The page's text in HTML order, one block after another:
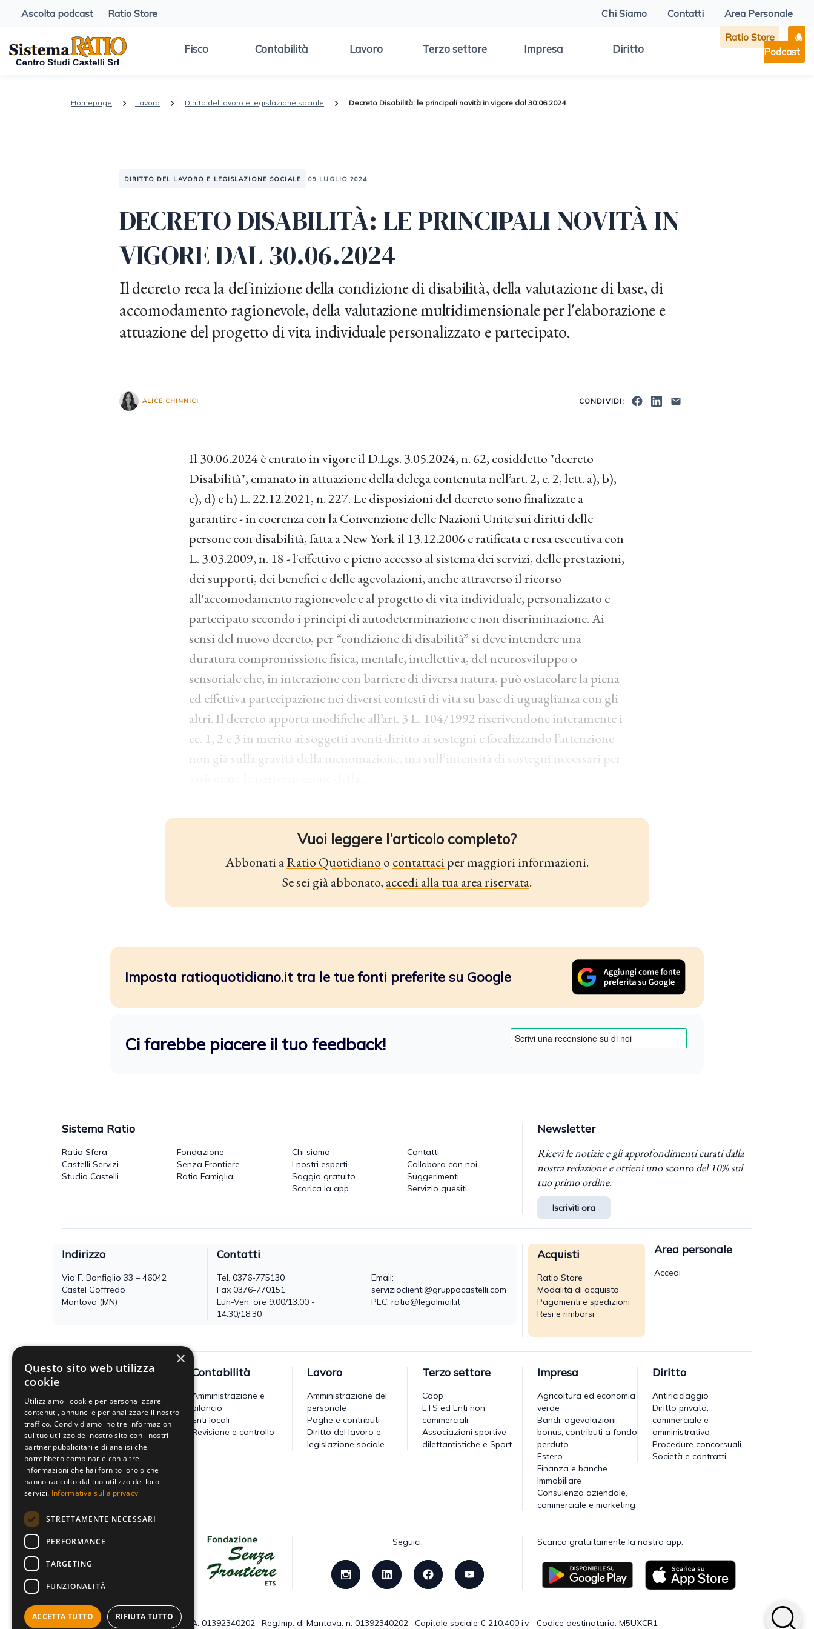
Ascolta podcast Ratio Store Chi Siamo Contatti Area Personale
Fisco Contabilità Lavoro Terzo settore Impresa Diritto
Ratio Store
Podcast
Homepage Lavoro Diritto del lavoro e legislazione sociale Decreto Disabilità: le principali novità in vigore dal 30.06.2024
DIRITTO DEL LAVORO E LEGISLAZIONE SOCIALE 09 LUGLIO 2024
DECRETO DISABILITÀ: LE PRINCIPALI NOVITÀ IN
VIGORE DAL 30.06.2024
Il decreto reca la definizione della condizione di disabilità, della valutazione di base, di
accomodamento ragionevole, della valutazione multidimensionale per l'elaborazione e
attuazione del progetto di vita individuale personalizzato e partecipato.
ALICE CHINNICI CONDIVIDI:
Il 30.06.2024 è entrato in vigore il D.Lgs. 3.05.2024, n. 62, cosiddetto "decreto
Disabilità", emanato in attuazione della delega contenuta nell’art. 2, c. 2, lett. a), b),
c), d) e h) L. 22.12.2021, n. 227. Le disposizioni del decreto sono finalizzate a
garantire - in coerenza con la Convenzione delle Nazioni Unite sui diritti delle
persone con disabilità, fatta a New York il 13.12.2006 e ratificata e resa esecutiva con
L. 3.03.2009, n. 18 - l'effettivo e pieno accesso al sistema dei servizi, delle prestazioni,
dei supporti, dei benefici e delle agevolazioni, anche attraverso il ricorso
all'accomodamento ragionevole e al progetto di vita individuale, personalizzato e
partecipato secondo i principi di autodeterminazione e non discriminazione. Ai
sensi del nuovo decreto, per “condizione di disabilità” si deve intendere una
duratura compromissione fisica, mentale, intellettiva, del neurosviluppo o
sensoriale che, in interazione con barriere di diversa natura, può ostacolare la piena
ed effettiva partecipazione nei diversi contesti di vita su base di uguaglianza con gli
altri. Il decreto apporta modifiche all’art. 3 L. 104/1992 riscrivendone interamente i
cc. 1, 2 e 3 in merito ai soggetti aventi diritto ai sostegni e focalizzando l’attenzione
non già sulla gravità della menomazione, ma sull’intensità di sostegni necessari per
Vuoi leggere l’articolo completo?
Abbonati aRatio Quotidiano o contattaciper maggiori informazioni.
Se sei già abbonato, accedi alla tua area riservata.
Imposta ratioquotidiano.it tra le tue fonti preferite su Google
Ci farebbe piacere il tuo feedback!
Sistema Ratio
Ratio Sfera
Castelli Servizi
Studio Castelli
Fondazione
Senza Frontiere
Ratio Famiglia
Chi siamo
I nostri esperti
Saggio gratuito
Scarica la app
Contatti
Collabora con noi
Suggerimenti
Servizio quesiti
Newsletter
Ricevi le notizie e gli approfondimenti curati dalla
nostra redazione e ottieni uno sconto del 10% sul
tuo primo ordine.
Iscriviti ora
Indirizzo
Via F. Bonfiglio 33 – 46042
Castel Goffredo
Mantova (MN)
Contatti
Tel.0376-775130
Fax 0376-770151
Lun-Ven: ore 9:00/13:00 -
14:30/18:30
Email:
servizioclienti@gruppocastelli.com
PEC: ratio@legalmail.it
Acquisti
Ratio Store
Modalità di acquisto
Pagamenti e spedizioni
Resi e rimborsi
Area personale
Accedi
Fisco
Accertamento, riscossione e
contenzioso
Imposte dirette
Altre imposte indirette e altri
tributi
Tributi locali
IVA
Contabilità
Amministrazione e
bilancio
Enti locali
Revisione e controllo
Lavoro
Amministrazione del
personale
Paghe e contributi
Diritto del lavoro e
legislazione sociale
Terzo settore
Coop
ETS ed Enti non
commerciali
Associazioni sportive
dilettantistiche e Sport
Impresa
Agricoltura ed economia
verde
Bandi, agevolazioni,
bonus, contributi a fondo
perduto
Estero
Finanza e banche
Immobiliare
Consulenza aziendale,
commerciale e marketing
Diritto
Antiriciclaggio
Diritto privato,
commerciale e
amministrativo
Procedure concorsuali
Società e contratti
Dona il tuo 5x1000 a Fondazione
Seguici: Scarica gratuitamente la nostra app:
C.F e P.IVA: 01392340202 · Reg.Imp. di Mantova: n. 01392340202 · Capitale sociale € 210.400 i.v. · Codice destinatario: M5UXCR1
×
Questo sito web utilizza
cookie
Utilizziamo i cookie per personalizzare
contenuti, annunci e per analizzare il nostro
traffico. Condividiamo inoltre informazioni
sul tuo utilizzo del nostro sito con i nostri
partner pubblicitari e di analisi che
potrebbero combinarle con altre
informazioni che hai fornito loro o che
hanno raccolto dal tuo utilizzo dei loro
servizi. Informativa sulla privacy
STRETTAMENTE NECESSARI
PERFORMANCE
TARGETING
FUNZIONALITÀ
ACCETTA TUTTO RIFIUTA TUTTO